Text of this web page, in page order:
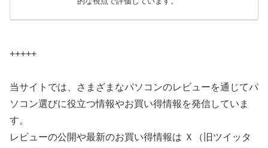
+++++
当サイトでは、さまざまなパソコンのレビューを通じてパ
ソコン選びに役立つ情報やお買い得情報を発信していま
す。
レビューの公開や最新のお買い得情報は Ｘ（旧ツイッタ